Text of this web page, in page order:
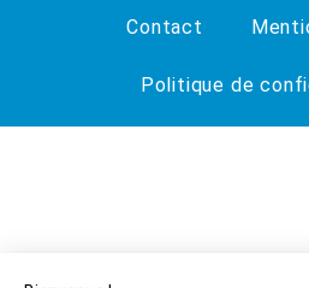
Contact
Politique de